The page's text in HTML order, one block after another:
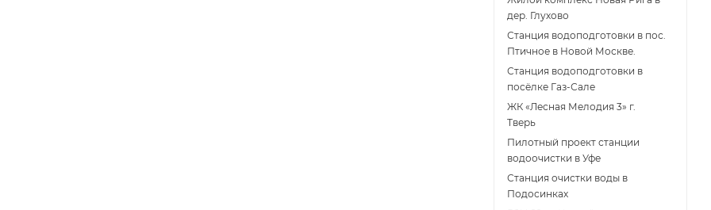
дер. Глухово
Станция водоподготовки в пос.
Птичное в Новой Москве.
Станция водоподготовки в
поcёлке Газ-Сале
ЖК «Лесная Мелодия 3» г.
Тверь
Пилотный проект станции
водоочистки в Уфе
Станция очистки воды в
Подосинках